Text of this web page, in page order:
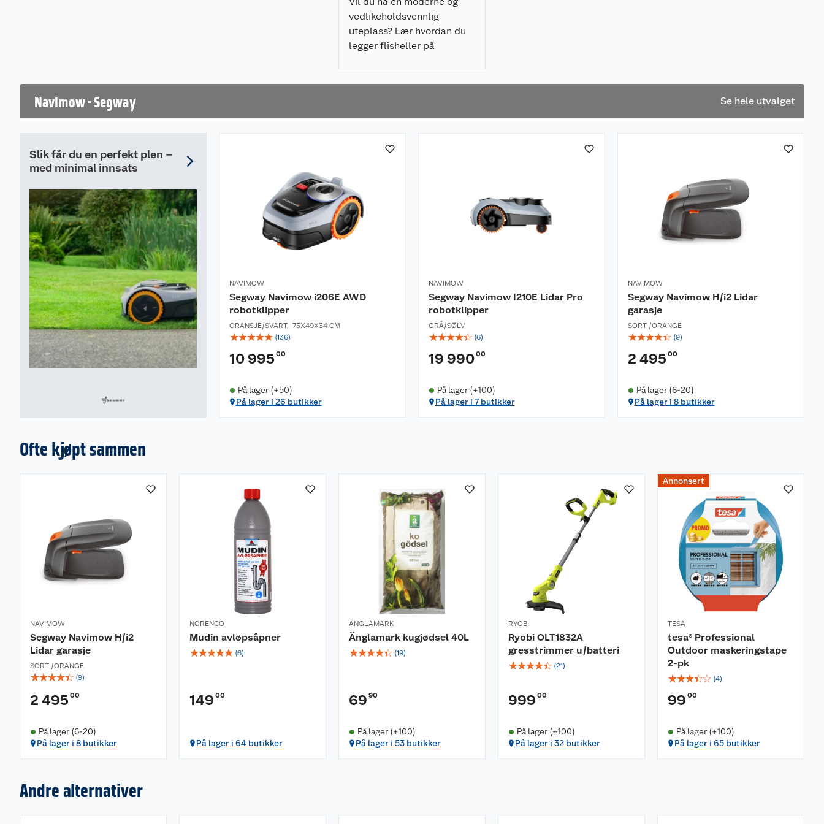
Spesifikasjoner
Klippehøyde 2-7 cm
Typisk ladetid: 120 minutter
Typisk klippetid per lading: 210 minutter
Lydnivå: 59 dB
Lengde: 63,5 cm
Bredde: 44,5 cm
Høyde: 28,7 cm
Vekt: 15,1 kg
vedlikeholdsvennlig
uteplass? Lær hvordan du
legger flisheller på
Navimow - Segway Se hele utvalget
Slik får du en perfekt plen –
med minimal innsats
NAVIMOW
Segway Navimow i206E AWD
robotklipper
ORANSJE/SVART, 75X49X34 CM
☆☆☆☆☆ (136)
10 995 00
På lager (+50)
På lager i 26 butikker
NAVIMOW
Segway Navimow I210E Lidar Pro
robotklipper
GRÅ/SØLV
☆☆☆☆☆ (6)
19 99000
På lager (+100)
På lager i 7 butikker
NAVIMOW
Segway Navimow H/i2 Lidar
garasje
SORT /ORANGE
☆☆☆☆☆ (9)
2 495 00
På lager (6-20)
På lager i 8 butikker
Ofte kjøpt sammen
NAVIMOW
Segway Navimow H/i2
Lidar garasje
SORT /ORANGE
☆☆☆☆☆ (9)
2 495 00
På lager (6-20)
På lager i 8 butikker
NORENCO
Mudin avløpsåpner
☆☆☆☆☆ (6)
149 00
På lager i 64 butikker
ÄNGLAMARK
Änglamark kugjødsel 40L
☆☆☆☆☆ (19)
69 90
På lager (+100)
På lager i 53 butikker
RYOBI
Ryobi OLT1832A
gresstrimmer u/batteri
☆☆☆☆☆ (21)
999 00
På lager (+100)
På lager i 32 butikker
Annonsert
TESA
tesa® Professional
Outdoor maskeringstape
2-pk
☆☆☆☆☆ (4)
99 00
På lager (+100)
På lager i 65 butikker
Andre alternativer